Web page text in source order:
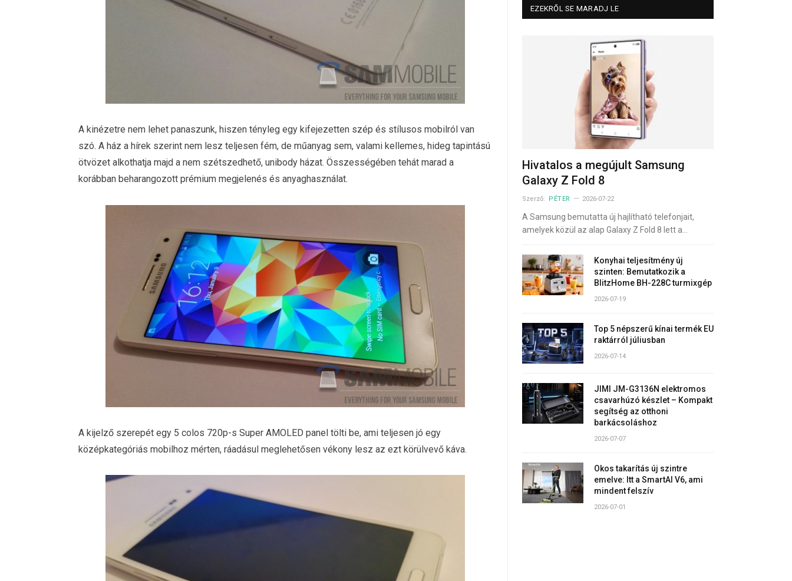
A kinézetre nem lehet panaszunk, hiszen tényleg egy kifejezetten szép és stílusos mobilról van
szó. A ház a hírek szerint nem lesz teljesen fém, de műanyag sem, valami kellemes, hideg tapintású
ötvözet alkothatja majd a nem szétszedhető, unibody házat. Összességében tehát marad a
korábban beharangozott prémium megjelenés és anyaghasználat.
A kijelző szerepét egy 5 colos 720p-s Super AMOLED panel tölti be, ami teljesen jó egy
középkategóriás mobilhoz mérten, ráadásul meglehetősen vékony lesz az ezt körülvevő káva.
EZEKRŐL SE MARADJ LE
Hivatalos a megújult Samsung
Galaxy Z Fold 8
Szerző: PÉTER 2026-07-22
A Samsung bemutatta új hajlítható telefonjait,
amelyek közül az alap Galaxy Z Fold 8 lett a…
Konyhai teljesítmény új
szinten: Bemutatkozik a
BlitzHome BH-228C turmixgép
2026-07-19
Top 5 népszerű kínai termék EU
raktárról júliusban
2026-07-14
JIMI JM-G3136N elektromos
csavarhúzó készlet – Kompakt
segítség az otthoni
barkácsoláshoz
2026-07-07
Okos takarítás új szintre
emelve: Itt a SmartAI V6, ami
mindent felszív
2026-07-01